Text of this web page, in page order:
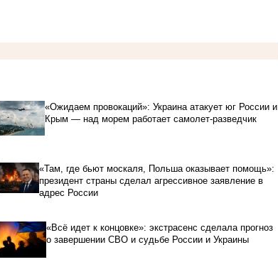
«Ожидаем провокаций»: Украина атакует юг России и
Крым — над морем работает самолет-разведчик
«Там, где бьют москаля, Польша оказывает помощь»:
президент страны сделал агрессивное заявление в
адрес России
«Всё идет к концовке»: экстрасенс сделала прогноз
о завершении СВО и судьбе России и Украины